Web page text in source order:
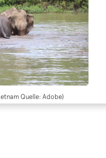
Quelle: Adobe)